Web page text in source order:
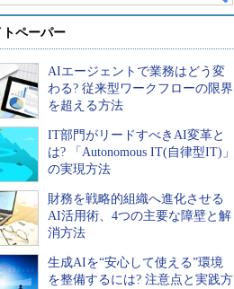
ペーパー
AIエージェントで業務はどう変
わる? 従来型ワークフローの限界
を超える方法
IT部門がリードすべきAI変革と
は? 「Autonomous IT(自律型IT)」
の実現方法
財務を戦略的組織へ進化させる
AI活用術、4つの主要な障壁と解
消方法
生成AIを“安心して使える”環境
を整備するには? 注意点と実践方